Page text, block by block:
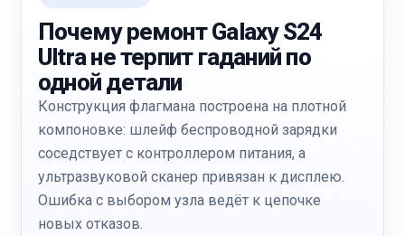
Почему ремонт Galaxy S24
Ultra не терпит гаданий по
одной детали
Конструкция флагмана построена на плотной
компоновке: шлейф беспроводной зарядки
соседствует с контроллером питания, а
ультразвуковой сканер привязан к дисплею.
Ошибка с выбором узла ведёт к цепочке
новых отказов.